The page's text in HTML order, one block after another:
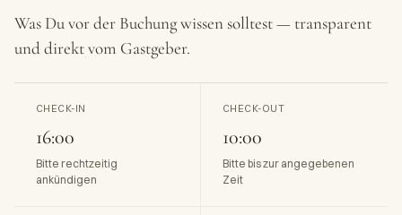
Was Du vor der Buchung wissen solltest — transparent
und direkt vom Gastgeber.
CHECK-IN
16:00
Bitte rechtzeitig
ankündigen
CHECK-OUT
10:00
Bitte bis zur angegebenen
Zeit